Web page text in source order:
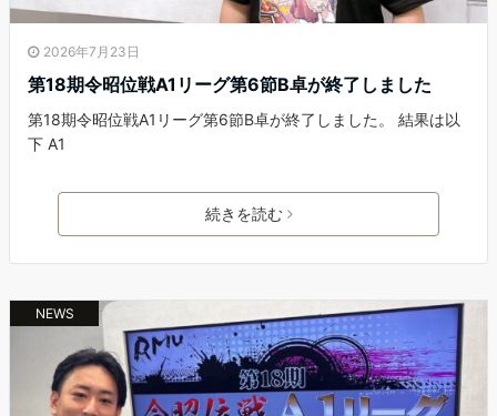
2026年7月23日
第18期令昭位戦A1リーグ第6節B卓が終了しました
第18期令昭位戦A1リーグ第6節B卓が終了しました。 結果は以
下 A1
続きを読む
NEWS